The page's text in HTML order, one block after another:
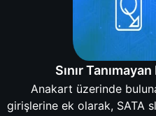
Sınır
Anakart üzerinde
girişlerine ek olarak, SATA